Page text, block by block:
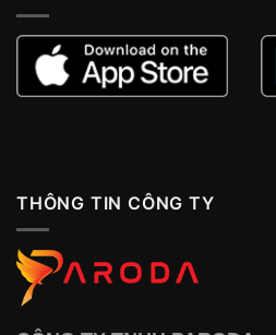
THÔNG TIN CÔNG TY